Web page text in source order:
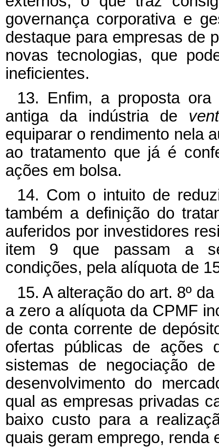
governança corporativa e
destaque para empresas de
novas tecnologias, que
ineficientes.
13. Enfim, a proposta ora
antiga da indústria de
equiparar o rendimento nela
ao tratamento que já é
ações em bolsa.
14. Com o intuito de
também a definição do
auferidos por investidores
item 9 que passam a
condições, pela alíquota de
15. A alteração do art. 8º da
a zero a alíquota da CPMF
de conta corrente de
ofertas públicas de ações
sistemas de negociação
desenvolvimento do
qual as empresas privadas
baixo custo para a
quais geram emprego, renda